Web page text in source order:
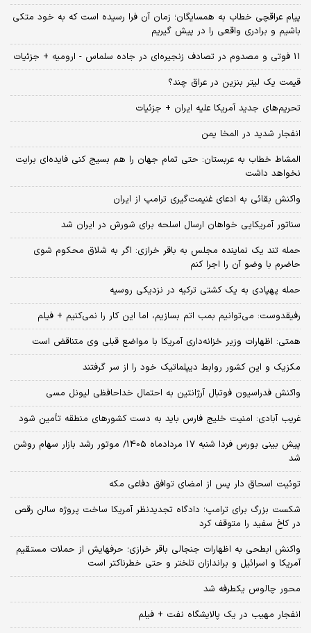
پیام عراقچی خطاب به همسایگان؛ زمان آن فرا رسیده است که به خود متکی
باشیم و برادری واقعی را در پیش گیریم
11 فوتی و مصدوم در تصادف زنجیره‌ای در جاده سلماس - ارومیه + جزئیات
قیمت یک لیتر بنزین در عراق چند؟
تحریم‌های جدید آمریکا علیه ایران + جزئیات
انفجار شدید در المخا یمن
المشاط خطاب به عربستان: حتی تمام جهان را هم بسیج کنی فایده‌ای برایت
نخواهد داشت
واکنش بقائی به ادعای غنیمت‌گیری ترامپ از ایران
سناتور آمریکایی خواهان ارسال اسلحه برای شورش در ایران شد
حمله تند یک نماینده مجلس به باقر خرازی: اگر به شلاق محکوم شوی
حاضرم با وضو آن را اجرا کنم
حمله پهپادی به یک کشتی ترکیه در نزدیکی روسیه
رفیقدوست: می‌توانیم بمب اتم بسازیم، اما این کار را نمی‌کنیم + فیلم
همتی: اظهارات وزیر خزانه‌داری آمریکا با مواضع قبلی وی متناقض است
مکزیک و این کشور روابط دیپلماتیک خود را از سر گرفتند
واکنش فدراسیون فوتبال آرژانتین به احتمال خداحافظی لیونل مسی
غریب آبادی: امنیت خلیج فارس باید به دست کشورهای منطقه تأمین شود
پیش بینی بورس فردا شنبه 17 مردادماه 1405/ موتور رشد بازار سهام روشن
شد
توئیت اسحاق دار پس از امضای توافق دفاعی مکه
شکست بزرگ برای ترامپ؛ دادگاه تجدیدنظر آمریکا ساخت پروژه سالن رقص
در کاخ سفید را متوقف کرد
واکنش ابطحی به اظهارات جنجالی باقر خرازی؛ حرفهایش از حملات مستقیم
آمریکا و اسرائیل و براندازان تلختر و حتی خطرناکتر است
محور چالوس یکطرفه شد
انفجار مهیب در یک پالایشگاه نفت + فیلم